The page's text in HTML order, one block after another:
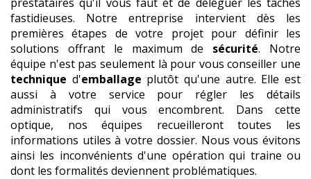
fastidieuses. Notre entreprise intervient dès les
premières étapes de votre projet pour définir les
solutions offrant le maximum de sécurité. Notre
équipe n'est pas seulement là pour vous conseiller une
technique d'emballage plutôt qu'une autre. Elle est
aussi à votre service pour régler les détails
administratifs qui vous encombrent. Dans cette
optique, nos équipes recueilleront toutes les
informations utiles à votre dossier. Nous vous évitons
ainsi les inconvénients d'une opération qui traine ou
dont les formalités deviennent problématiques.